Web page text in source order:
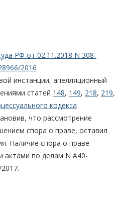
РФ от 02.11.2018 N 308-
2016
инстанции, апелляционный
статей 148, 149, 218, 219,
кодекса
что рассмотрение
спора о праве, оставил
Наличие спора о праве
актами по делам N А40-